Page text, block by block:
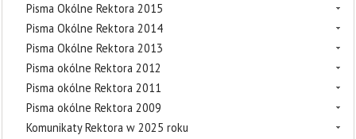
Pisma Okólne Rektora 2015
Pisma Okólne Rektora 2014
Pisma Okólne Rektora 2013
Pisma okólne Rektora 2012
Pisma okólne Rektora 2011
Pisma okólne Rektora 2009
Komunikaty Rektora w 2025 roku